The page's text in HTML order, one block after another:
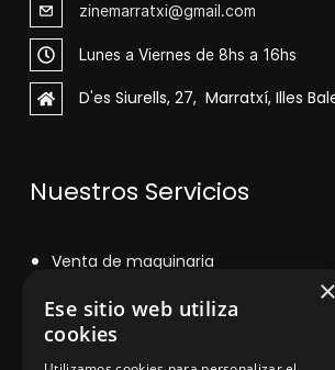
zinemarratxi@gmail.com
Lunes a Viernes de 8hs a 16hs
D'es Siurells, 27, Marratxí, Illes
Nuestros Servicios
Venta de maquinaria
Asesoramiento personalizado
Instalación y reparación
×
Ese sitio web utiliza
cookies